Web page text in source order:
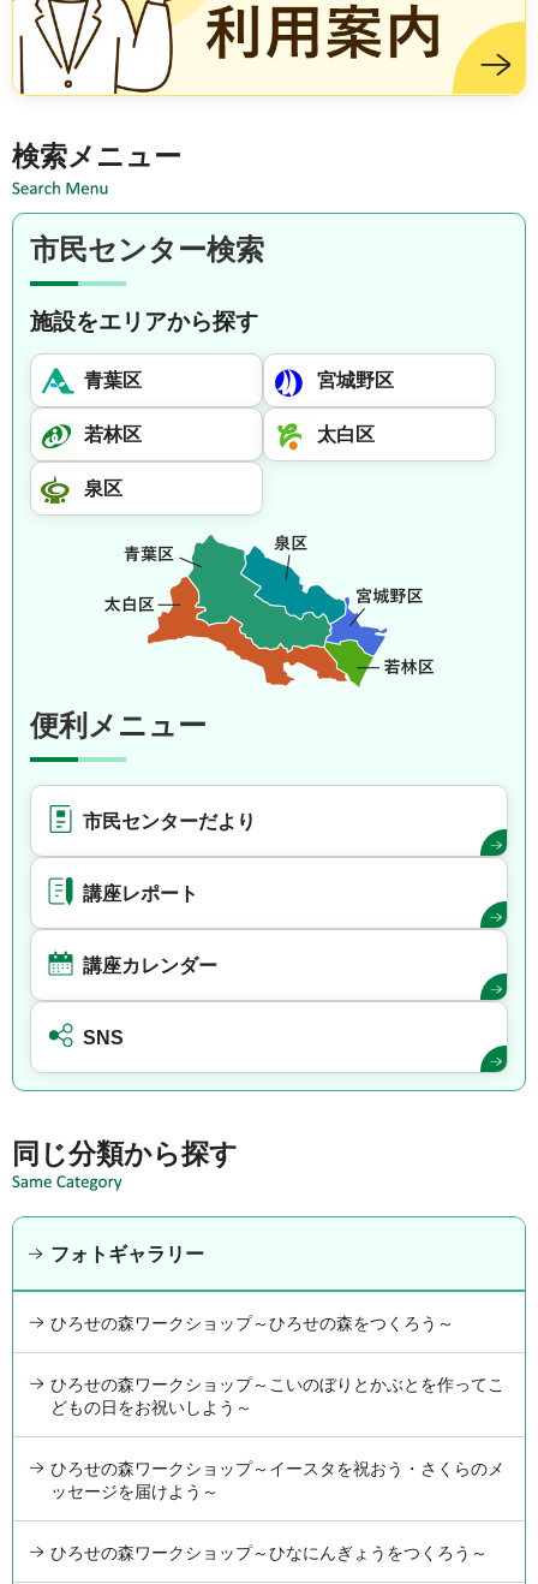
検索メニュー
市民センター検索
施設をエリアから探す
青葉区 宮城野区
若林区 太白区
泉区
便利メニュー
市民センターだより
講座レポート
講座カレンダー
SNS
同じ分類から探す
フォトギャラリー
ひろせの森ワークショップ～ひろせの森をつくろう～
ひろせの森ワークショップ～こいのぼりとかぶとを作ってこ
どもの日をお祝いしよう～
ひろせの森ワークショップ～イースタを祝おう・さくらのメ
ッセージを届けよう～
ひろせの森ワークショップ～ひなにんぎょうをつくろう～